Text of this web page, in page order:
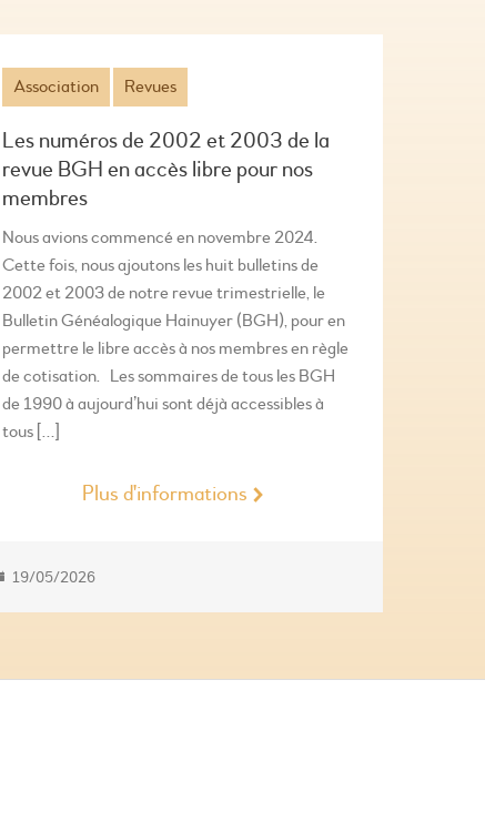
Association Revues
Les numéros de 2002 et 2003 de la
revue BGH en accès libre pour nos
membres
Nous avions commencé en novembre 2024.
Cette fois, nous ajoutons les huit bulletins de
2002 et 2003 de notre revue trimestrielle, le
Bulletin Généalogique Hainuyer (BGH), pour en
permettre le libre accès à nos membres en règle
de cotisation. Les sommaires de tous les BGH
de 1990 à aujourd’hui sont déjà accessibles à
tous […]
Plus d'informations
19/05/2026